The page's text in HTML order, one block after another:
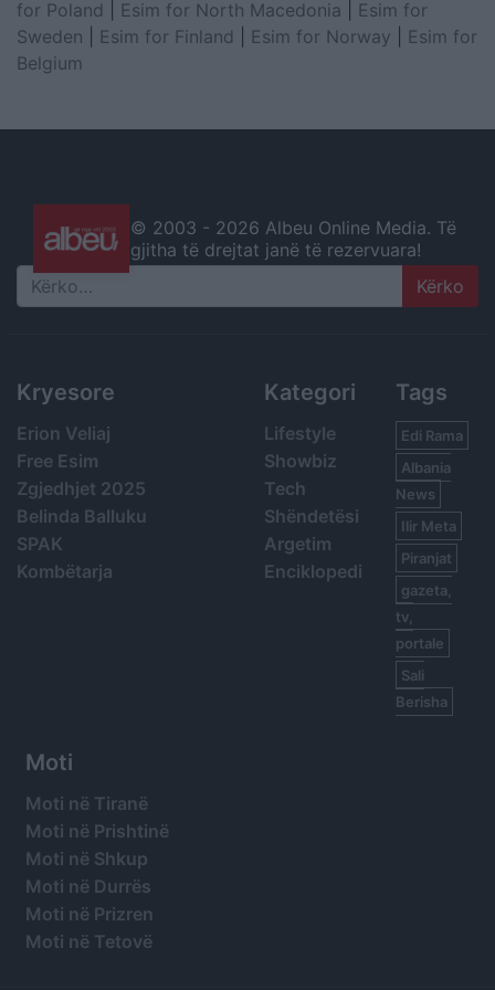
for Poland
Esim for North Macedonia
Esim for
Sweden
Esim for Finland Esim for Norway
Esim for
Belgium
© 2003 - 2026 Albeu Online Media. Të
gjitha të drejtat janë të rezervuara!
Search
Kryesore
Erion Veliaj
Free Esim
Zgjedhjet 2025
Belinda Balluku
SPAK
Kombëtarja
Kategori
Lifestyle
Showbiz
Tech
Shëndetësi
Argetim
Enciklopedi
Tags
Edi Rama
Albania
News
Ilir Meta
Piranjat
gazeta,
tv,
portale
Sali
Berisha
Moti
Moti në Tiranë
Moti në Prishtinë
Moti në Shkup
Moti në Durrës
Moti në Prizren
Moti në Tetovë